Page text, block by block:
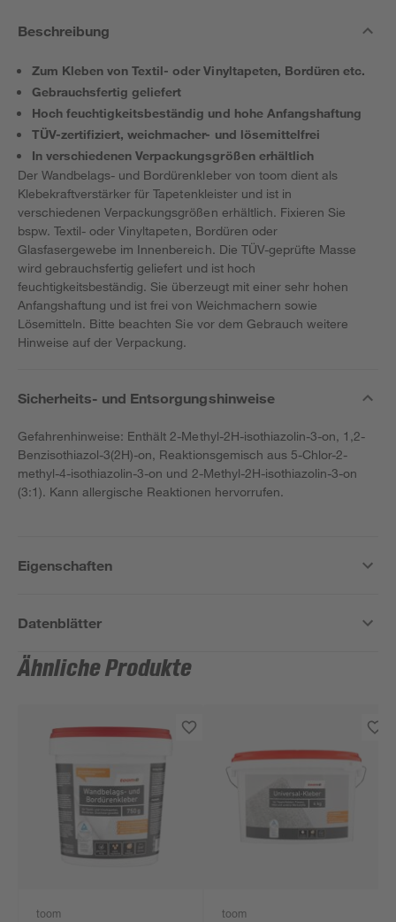
Beschreibung
Zum Kleben von Textil- oder Vinyltapeten, Bordüren etc.
Gebrauchsfertig geliefert
Hoch feuchtigkeitsbeständig und hohe Anfangshaftung
TÜV-zertifiziert, weichmacher- und lösemittelfrei
In verschiedenen Verpackungsgrößen erhältlich
Der Wandbelags- und Bordürenkleber von toom dient als
Klebekraftverstärker für Tapetenkleister und ist in
verschiedenen Verpackungsgrößen erhältlich. Fixieren Sie
bspw. Textil- oder Vinyltapeten, Bordüren oder
Glasfasergewebe im Innenbereich. Die TÜV-geprüfte Masse
wird gebrauchsfertig geliefert und ist hoch
feuchtigkeitsbeständig. Sie überzeugt mit einer sehr hohen
Anfangshaftung und ist frei von Weichmachern sowie
Lösemitteln. Bitte beachten Sie vor dem Gebrauch weitere
Hinweise auf der Verpackung.
Sicherheits- und Entsorgungshinweise
Gefahrenhinweise: Enthält 2-Methyl-2H-isothiazolin-3-on, 1,2-
Benzisothiazol-3(2H)-on, Reaktionsgemisch aus 5-Chlor-2-
methyl-4-isothiazolin-3-on und 2-Methyl-2H-isothiazolin-3-on
(3:1). Kann allergische Reaktionen hervorrufen.
Eigenschaften
Datenblätter
Ähnliche Produkte
toom toom